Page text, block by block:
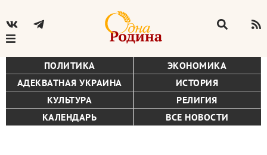
ПОЛИТИКА
ЭКОНОМИКА
АДЕКВАТНАЯ УКРАИНА
ИСТОРИЯ
КУЛЬТУРА
РЕЛИГИЯ
КАЛЕНДАРЬ
ВСЕ НОВОСТИ